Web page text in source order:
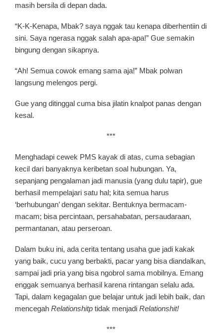
masih bersila di depan dada.
“K-K-Kenapa, Mbak? saya nggak tau kenapa diberhentiin di
sini. Saya ngerasa nggak salah apa-apa!” Gue semakin
bingung dengan sikapnya.
“Ah! Semua cowok emang sama aja!” Mbak polwan
langsung melengos pergi.
Gue yang ditinggal cuma bisa jilatin knalpot panas dengan
kesal.
***
Menghadapi cewek PMS kayak di atas, cuma sebagian
kecil dari banyaknya keribetan soal hubungan. Ya,
sepanjang pengalaman jadi manusia (yang dulu tapir), gue
berhasil mempelajari satu hal; kita semua harus
‘berhubungan’ dengan sekitar. Bentuknya bermacam-
macam; bisa percintaan, persahabatan, persaudaraan,
permantanan, atau perseroan.
Dalam buku ini, ada cerita tentang usaha gue jadi kakak
yang baik, cucu yang berbakti, pacar yang bisa diandalkan,
sampai jadi pria yang bisa ngobrol sama mobilnya. Emang
enggak semuanya berhasil karena rintangan selalu ada.
Tapi, dalam kegagalan gue belajar untuk jadi lebih baik, dan
mencegah Relationshitp tidak menjadi Relationshit!
***